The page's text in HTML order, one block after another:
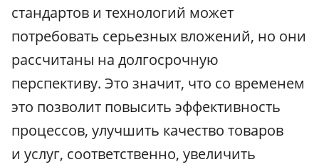
стандартов и технологий может
потребовать серьезных вложений, но они
рассчитаны на долгосрочную
перспективу. Это значит, что со временем
это позволит повысить эффективность
процессов, улучшить качество товаров
и услуг, соответственно, увеличить